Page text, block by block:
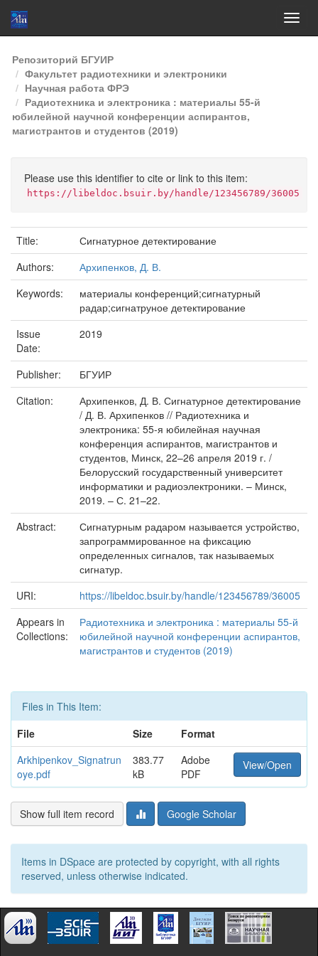
Skip
navigation
Репозиторий БГУИР
Факультет радиотехники и электроники
Научная работа ФРЭ
Радиотехника и электроника : материалы 55-й
юбилейной научной конференции аспирантов,
магистрантов и студентов (2019)
Please use this identifier to cite or link to this item:
https://libeldoc.bsuir.by/handle/123456789/36005
Title:
Сигнатурное детектирование
Authors:
Архипенков, Д. В.
Keywords:
материалы конференций;сигнатурный
радар;сигнатруное детектирование
Issue
Date:
2019
Publisher:
БГУИР
Citation:
Архипенков, Д. В. Сигнатурное детектирование
/ Д. В. Архипенков // Радиотехника и
электроника: 55-я юбилейная научная
конференция аспирантов, магистрантов и
студентов, Минск, 22–26 апреля 2019 г. /
Белорусский государственный университет
информатики и радиоэлектроники. – Минск,
2019. – С. 21–22.
Abstract:
Сигнатурным радаром называется устройство,
запрограммированное на фиксацию
определенных сигналов, так называемых
сигнатур.
URI:
https://libeldoc.bsuir.by/handle/123456789/36005
Appears in
Collections:
Радиотехника и электроника : материалы 55-й
юбилейной научной конференции аспирантов,
магистрантов и студентов (2019)
Files in This Item:
File
Size
Format
Arkhipenkov_Signatrun
oye.pdf
383.77
kB
Adobe
PDF
View/Open
Show full item record Google Scholar
Items in DSpace are protected by copyright, with all rights
reserved, unless otherwise indicated.